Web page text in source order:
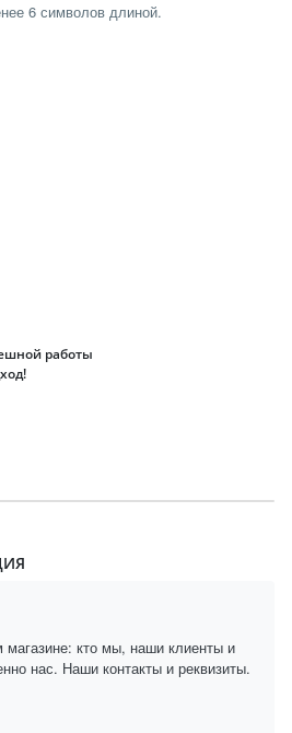
6 символов длиной.
работы
кто мы, наши клиенты и
нас. Наши контакты и реквизиты.